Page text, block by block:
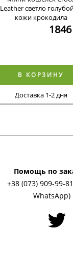
Leather светло
кожи крокодила
1846
В КОРЗИНУ
Доставка 1-2 дня
Помощь по
+38 (073) 909-99-
WhatsApp)